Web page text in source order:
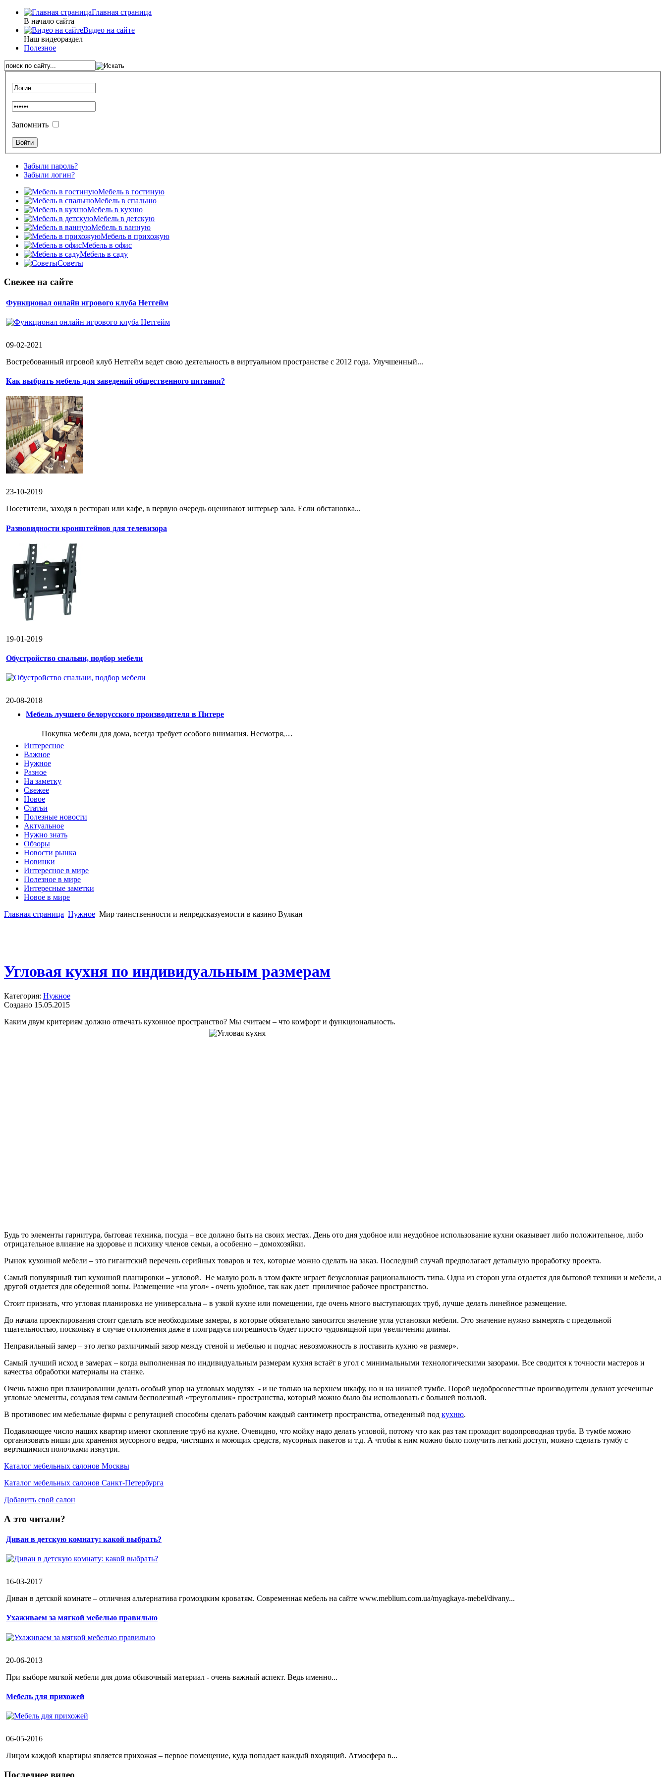
Главная страница
В начало сайта
Видео на сайте
Наш видеораздел
Полезное
Запомнить
Забыли пароль?
Забыли логин?
Мебель в гостиную
Мебель в спальню
Мебель в кухню
Мебель в детскую
Мебель в ванную
Мебель в прихожую
Мебель в офис
Мебель в саду
Советы
Свежее на сайте
Функционал онлайн игрового клуба Нетгейм
09-02-2021
Востребованный игровой клуб Нетгейм ведет свою деятельность в виртуальном пространстве с 2012 года. Улучшенный...
Как выбрать мебель для заведений общественного питания?
23-10-2019
Посетители, заходя в ресторан или кафе, в первую очередь оценивают интерьер зала. Если обстановка...
Разновидности кронштейнов для телевизора
19-01-2019
Обустройство спальни, подбор мебели
20-08-2018
Мебель лучшего белорусского производителя в Питере
Покупка мебели для дома, всегда требует особого внимания. Несмотря,…
Интересное
Важное
Нужное
Разное
На заметку
Свежее
Новое
Статьи
Полезные новости
Актуальное
Нужно знать
Обзоры
Новости рынка
Новинки
Интересное в мире
Полезное в мире
Интересные заметки
Новое в мире
Главная страница Нужное Мир таинственности и непредсказуемости в казино Вулкан
Угловая кухня по индивидуальным размерам
Категория: Нужное
Создано 15.05.2015
Каким двум критериям должно отвечать кухонное пространство? Мы считаем – что комфорт и функциональность.
Будь то элементы гарнитура, бытовая техника, посуда – все должно быть на своих местах. День ото дня удобное или неудобное использование кухни оказывает либо положительное, либо
отрицательное влияние на здоровье и психику членов семьи, а особенно – домохозяйки.
Рынок кухонной мебели – это гигантский перечень серийных товаров и тех, которые можно сделать на заказ. Последний случай предполагает детальную проработку проекта.
Самый популярный тип кухонной планировки – угловой. Не малую роль в этом факте играет безусловная рациональность типа. Одна из сторон угла отдается для бытовой техники и мебели, а
другой отдается для обеденной зоны. Размещение «на угол» - очень удобное, так как дает приличное рабочее пространство.
Стоит признать, что угловая планировка не универсальна – в узкой кухне или помещении, где очень много выступающих труб, лучше делать линейное размещение.
До начала проектирования стоит сделать все необходимые замеры, в которые обязательно заносится значение угла установки мебели. Это значение нужно вымерять с предельной
тщательностью, поскольку в случае отклонения даже в полградуса погрешность будет просто чудовищной при увеличении длины.
Неправильный замер – это легко различимый зазор между стеной и мебелью и подчас невозможность в поставить кухню «в размер».
Самый лучший исход в замерах – когда выполненная по индивидуальным размерам кухня встаёт в угол с минимальными технологическими зазорами. Все сводится к точности мастеров и
качества обработки материалы на станке.
Очень важно при планировании делать особый упор на угловых модулях - и не только на верхнем шкафу, но и на нижней тумбе. Порой недобросовестные производители делают усеченные
угловые элементы, создавая тем самым бесполезный «треугольник» пространства, который можно было бы использовать с большей пользой.
В противовес им мебельные фирмы с репутацией способны сделать рабочим каждый сантиметр пространства, отведенный под кухню.
Подавляющее число наших квартир имеют скопление труб на кухне. Очевидно, что мойку надо делать угловой, потому что как раз там проходит водопроводная труба. В тумбе можно
организовать ниши для хранения мусорного ведра, чистящих и моющих средств, мусорных пакетов и т.д. А чтобы к ним можно было получить легкий доступ, можно сделать тумбу с
вертящимися полочками изнутри.
Каталог мебельных салонов Москвы
Каталог мебельных салонов Санкт-Петербурга
Добавить свой салон
А это читали?
Диван в детскую комнату: какой выбрать?
16-03-2017
Диван в детской комнате – отличная альтернатива громоздким кроватям. Современная мебель на сайте www.meblium.com.ua/myagkaya-mebel/divany...
Ухаживаем за мягкой мебелью правильно
20-06-2013
При выборе мягкой мебели для дома обивочный материал - очень важный аспект. Ведь именно...
Мебель для прихожей
06-05-2016
Лицом каждой квартиры является прихожая – первое помещение, куда попадает каждый входящий. Атмосфера в...
Последнее видео